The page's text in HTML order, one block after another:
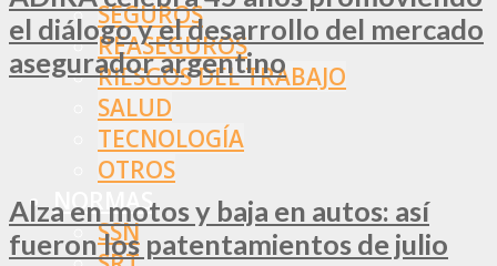
SEGUROS
REASEGUROS
RIESGOS DEL TRABAJO
SALUD
TECNOLOGÍA
OTROS
NORMAS
SSN
el diálogo y el desarrollo del mercado
asegurador argentino
Alza en motos y baja en autos: así
fueron los patentamientos de julio